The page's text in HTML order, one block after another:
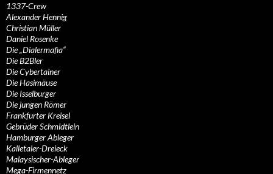
1337-Crew
Alexander Hennig
Christian Müller
Daniel Rosenke
Die „Dialermafia“
Die B2Bler
Die Cybertainer
Die Hasimäuse
Die Isselburger
Die jungen Römer
Frankfurter Kreisel
Gebrüder Schmidtlein
Hamburger Ableger
Kalletaler-Dreieck
Malaysischer-Ableger
Mega-Firmennetz